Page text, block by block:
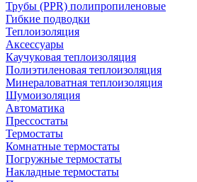
Трубы (РРR) полипропиленовые
Гибкие подводки
Теплоизоляция
Аксессуары
Каучуковая теплоизоляция
Полиэтиленовая теплоизоляция
Минераловатная теплоизоляция
Шумоизоляция
Автоматика
Прессостаты
Термостаты
Комнатные термостаты
Погружные термостаты
Накладные термостаты